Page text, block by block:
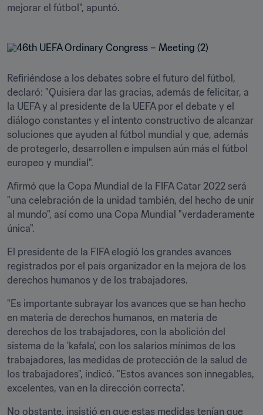
mejorar el fútbol", apuntó.
Refiriéndose a los debates sobre el futuro del fútbol,
declaró: "Quisiera dar las gracias, además de felicitar, a
la UEFA y al presidente de la UEFA por el debate y el
diálogo constantes y el intento constructivo de alcanzar
soluciones que ayuden al fútbol mundial y que, además
de protegerlo, desarrollen e impulsen aún más el fútbol
europeo y mundial".
Afirmó que la Copa Mundial de la FIFA Catar 2022 será
"una celebración de la unidad también, del hecho de unir
al mundo", así como una Copa Mundial "verdaderamente
única".
El presidente de la FIFA elogió los grandes avances
registrados por el país organizador en la mejora de los
derechos humanos y de los trabajadores.
"Es importante subrayar los avances que se han hecho
en materia de derechos humanos, en materia de
derechos de los trabajadores, con la abolición del
sistema de la 'kafala', con los salarios mínimos de los
trabajadores, las medidas de protección de la salud de
los trabajadores", indicó. "Estos avances son innegables,
excelentes, van en la dirección correcta".
No obstante, insistió en que estas medidas tenían que